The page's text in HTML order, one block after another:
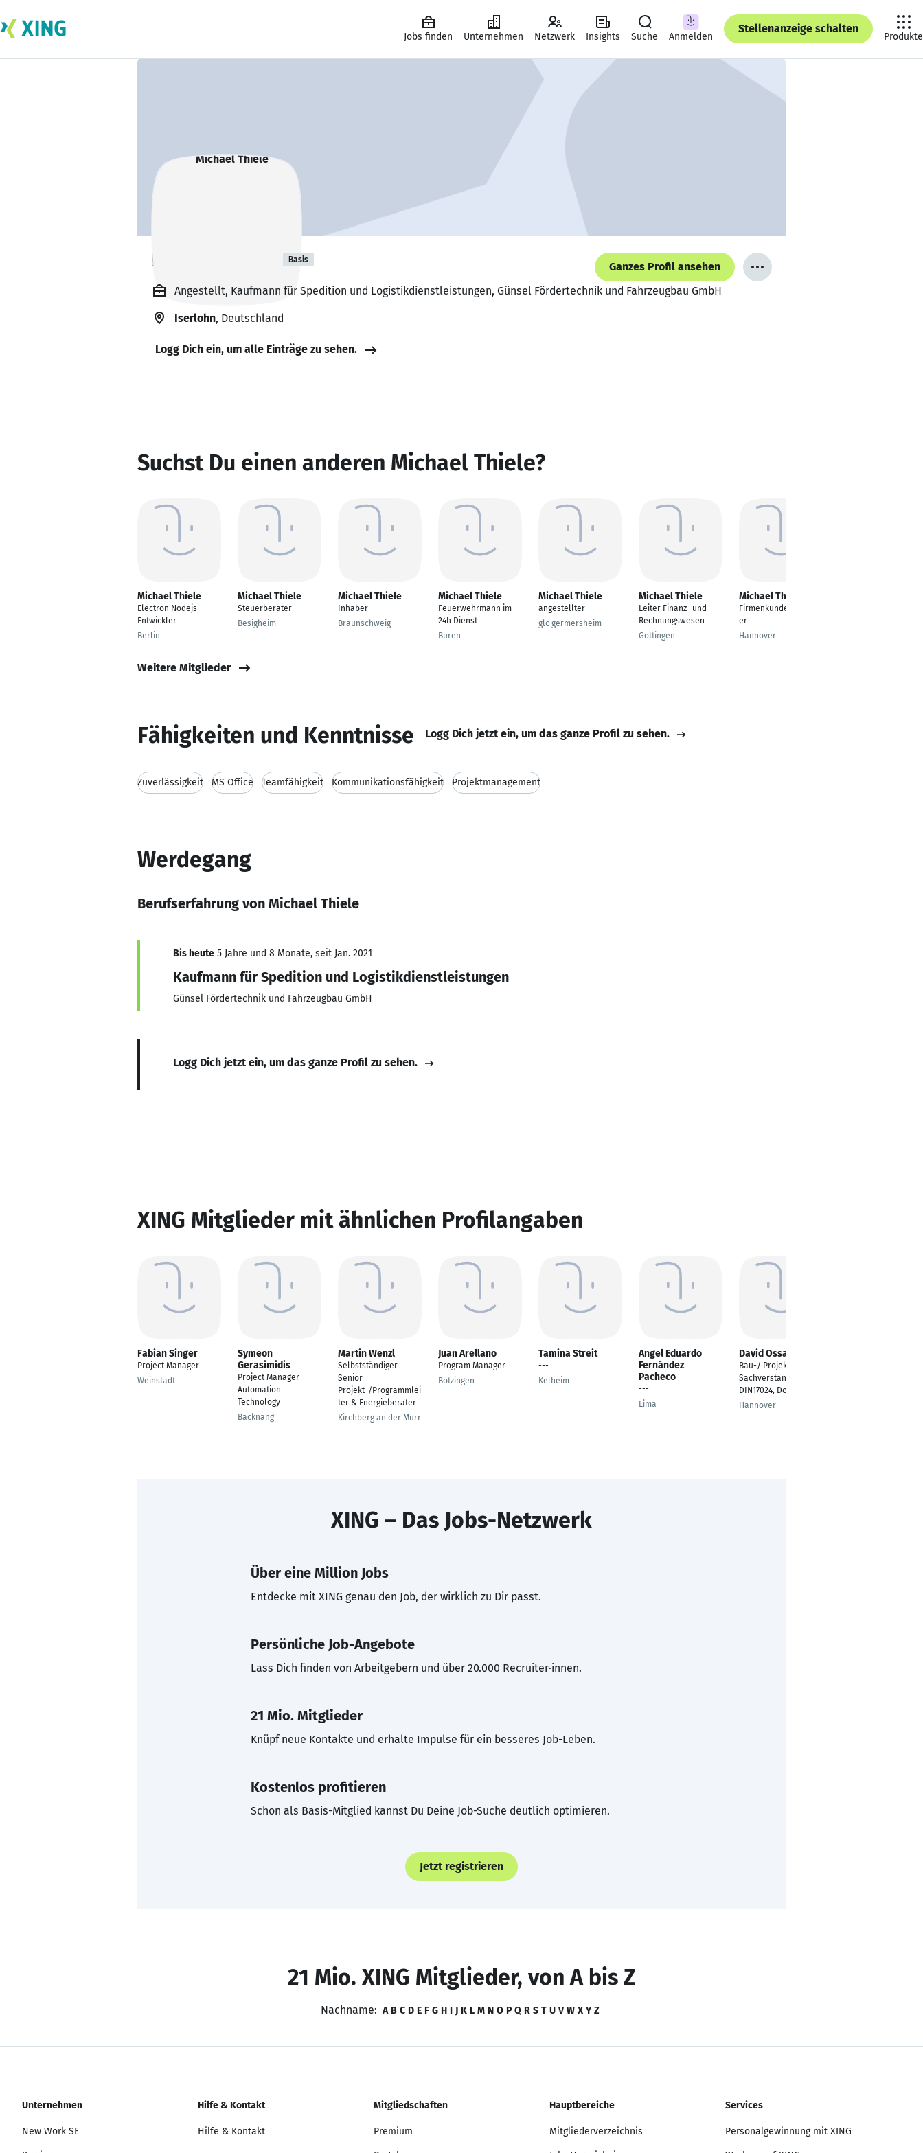
Jobs finden Unternehmen Netzwerk Insights Suche Anmelden
Stellenanzeige schalten
Produkte
Michael Thiele Basis
Ganzes Profil ansehen
Angestellt, Kaufmann für Spedition und Logistikdienstleistungen, Günsel Fördertechnik und Fahrzeugbau GmbH
Iserlohn, Deutschland
Logg Dich ein, um alle Einträge zu sehen.
Suchst Du einen anderen Michael Thiele?
Michael Thiele
Electron Nodejs
Entwickler
Berlin
Michael Thiele
Steuerberater
Besigheim
Michael Thiele
Inhaber
Braunschweig
Michael Thiele
Feuerwehrmann im
24h Dienst
Büren
Michael Thiele
angestellter
glc germersheim
Michael Thiele
Leiter Finanz- und
Rechnungswesen
Göttingen
Michael Thiele
Firmenkundenbetreu
er
Hannover
Weitere Mitglieder
Fähigkeiten und Kenntnisse Logg Dich jetzt ein, um das ganze Profil zu sehen.
Zuverlässigkeit MS Office Teamfähigkeit Kommunikationsfähigkeit Projektmanagement
Werdegang
Berufserfahrung von Michael Thiele
Bis heute 5 Jahre und 8 Monate, seit Jan. 2021
Kaufmann für Spedition und Logistikdienstleistungen
Günsel Fördertechnik und Fahrzeugbau GmbH
Logg Dich jetzt ein, um das ganze Profil zu sehen.
XING Mitglieder mit ähnlichen Profilangaben
Fabian Singer
Project Manager
Weinstadt
Symeon
Gerasimidis
Project Manager
Automation
Technology
Backnang
Martin Wenzl
Selbstständiger
Senior
Projekt-/Programmlei
ter & Energieberater
Kirchberg an der Murr
Juan Arellano
Program Manager
Bötzingen
Tamina Streit
---
Kelheim
Angel Eduardo
Fernández
Pacheco
---
Lima
David Ossa
Bau-/ Projektleiter,
Sachverständiger
DIN17024, Dozent
Hannover
XING – Das Jobs-Netzwerk
Über eine Million Jobs
Entdecke mit XING genau den Job, der wirklich zu Dir passt.
Persönliche Job-Angebote
Lass Dich finden von Arbeitgebern und über 20.000 Recruiter·innen.
21 Mio. Mitglieder
Knüpf neue Kontakte und erhalte Impulse für ein besseres Job-Leben.
Kostenlos profitieren
Schon als Basis-Mitglied kannst Du Deine Job-Suche deutlich optimieren.
Jetzt registrieren
21 Mio. XING Mitglieder, von A bis Z
Nachname: A B C D E F G H I J K L M N O P Q R S T U V W X Y Z
Unternehmen
New Work SE
Hilfe & Kontakt
Hilfe & Kontakt
Mitgliedschaften
Premium
Hauptbereiche
Mitgliederverzeichnis
Services
Personalgewinnung mit XING